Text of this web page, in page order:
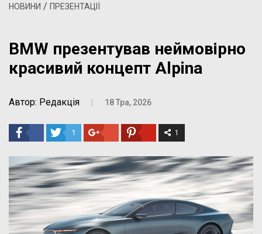
НОВИНИ / ПРЕЗЕНТАЦІЇ
BMW презентував неймовірно
красивий концепт Alpina
Автор: Редакція | 18 Тра, 2026
1 1